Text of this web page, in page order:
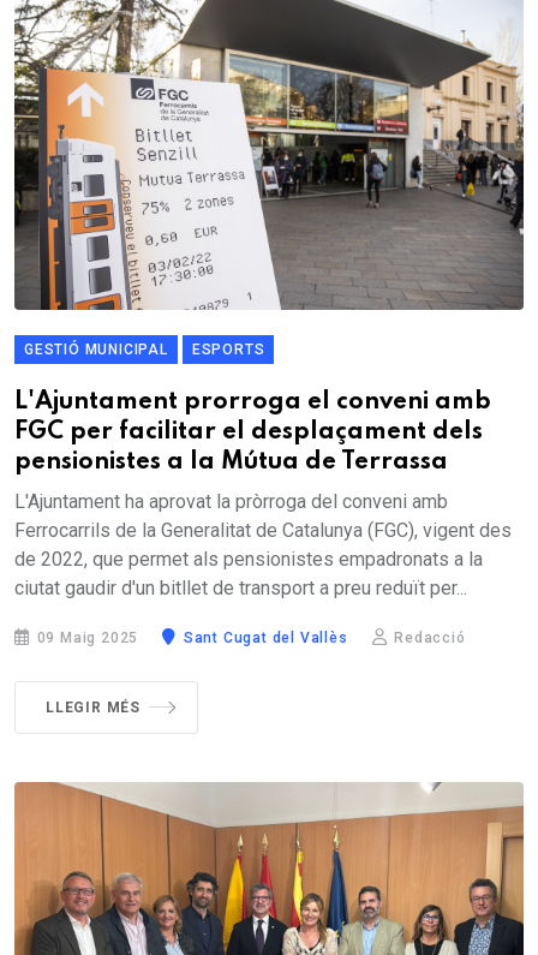
GESTIÓ MUNICIPAL ESPORTS
L'Ajuntament prorroga el conveni amb
FGC per facilitar el desplaçament dels
pensionistes a la Mútua de Terrassa
L'Ajuntament ha aprovat la pròrroga del conveni amb
Ferrocarrils de la Generalitat de Catalunya (FGC), vigent des
de 2022, que permet als pensionistes empadronats a la
ciutat gaudir d'un bitllet de transport a preu reduït per...
09 Maig 2025 Sant Cugat del Vallès Redacció
LLEGIR MÉS